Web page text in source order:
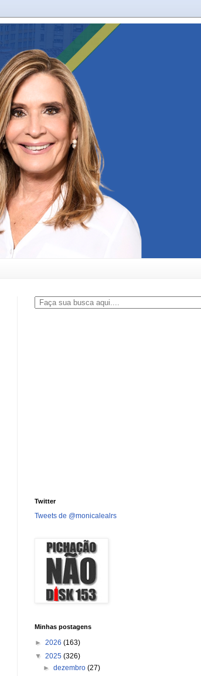
Twitter
Tweets de @monicalealrs
Minhas postagens
► 2026 (163)
▼ 2025 (326)
►dezembro(27)